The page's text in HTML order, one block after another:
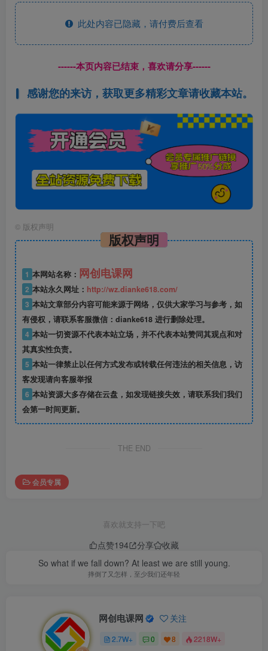
此处内容已隐藏，请付费后查看
------本页内容已结束，喜欢请分享------
感谢您的来访，获取更多精彩文章请收藏本站。
© 版权声明
版权声明
1 本网站名称： 网创电课网
2 本站永久网址： http://wz.dianke618.com/
3 本站文章部分内容可能来源于网络，仅供大家学习与参考，如
有侵权，请联系客服微信：dianke618 进行删除处理。
4 本站一切资源不代表本站立场，并不代表本站赞同其观点和对
其真实性负责。
5 本站一律禁止以任何方式发布或转载任何违法的相关信息，访
客发现请向客服举报
6 本站资源大多存储在云盘，如发现链接失效，请联系我们我们
会第一时间更新。
THE END
会员专属
喜欢就支持一下吧
点赞194 分享
收藏
So what if we fall down? At least we are still young.
摔倒了又怎样，至少我们还年轻
网创电课网 关注
2.7W+ 0 8 2218W+